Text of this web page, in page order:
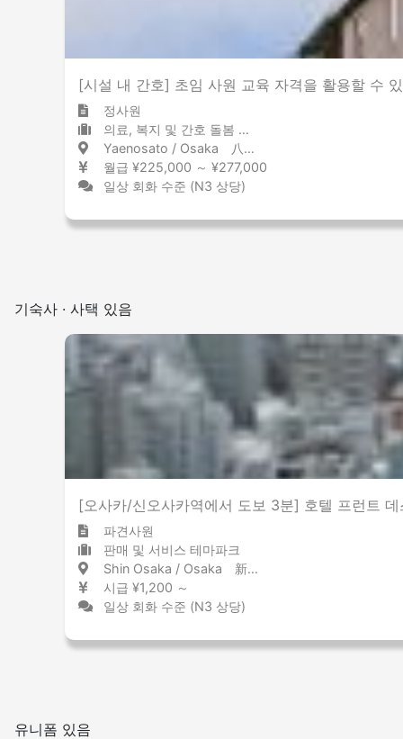
[시설 내 간호] 초임 사원 교육 자격을 활용할 수
정사원
의료, 복지 및 간호 돌봄 시설
Yaenosato / Osaka 八戸ノ里 / 大阪府
월급 ¥225,000 ～ ¥277,000
일상 회화 수준 (N3 상당)
기숙사 · 사택 있음
[오사카/신오사카역에서 도보 3분] 호텔 프런트 데
파견사원
판매 및 서비스 테마파크
Shin Osaka / Osaka 新大阪 / 大阪府
시급 ¥1,200 ～
일상 회화 수준 (N3 상당)
유니폼 있음